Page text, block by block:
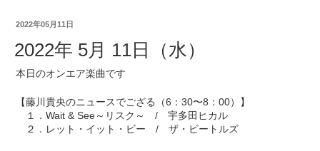
2022年05月11日
2022年 5月 11日（水）
本日のオンエア楽曲です
【藤川貴央のニュースでござる（6：30〜8：00）】
１．Wait & See～リスク～ / 宇多田ヒカル
２．レット・イット・ビー / ザ・ビートルズ